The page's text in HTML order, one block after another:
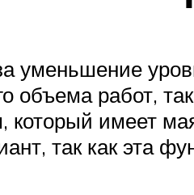
уменьшение
объема работ,
имеет
так как эта